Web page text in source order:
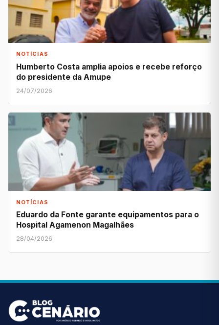
NOTÍCIAS
Humberto Costa amplia apoios e recebe reforço
do presidente da Amupe
24/07/2026
NOTÍCIAS
Eduardo da Fonte garante equipamentos para o
Hospital Agamenon Magalhães
28/04/2026